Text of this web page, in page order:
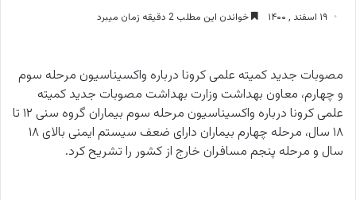
۱۹ اسفند , ۱۴۰۰ خواندن این مطلب 2 دقیقه زمان میبرد
مصوبات جدید کمیته علمی کرونا درباره واکسیناسیون مرحله سوم
و چهارم، معاون بهداشت وزارت بهداشت مصوبات جدید کمیته
علمی کرونا درباره واکسیناسیون مرحله سوم بیماران گروه سنی ۱۲ تا
۱۸ سال، مرحله چهارم بیماران دارای ضعف سیستم ایمنی بالای ۱۸
سال و مرحله پنجم مسافران خارج از کشور را تشریح کرد.